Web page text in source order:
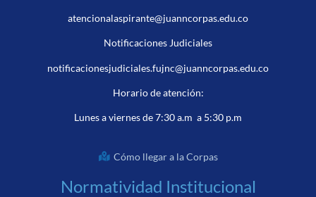
atencionalaspirante@juanncorpas.edu.co
Notificaciones Judiciales
notificacionesjudiciales.fujnc@juanncorpas.edu.co
Horario de atención:
Lunes a viernes de 7:30 a.m a 5:30 p.m
Cómo llegar a la Corpas
Normatividad Institucional